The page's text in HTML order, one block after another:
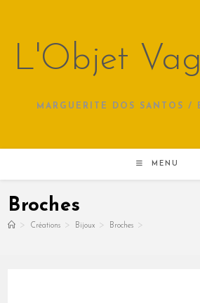
L'Objet
MARGUERITE DOS SANTOS /
MENU
Broches
> Créations > Bijoux > Broches >